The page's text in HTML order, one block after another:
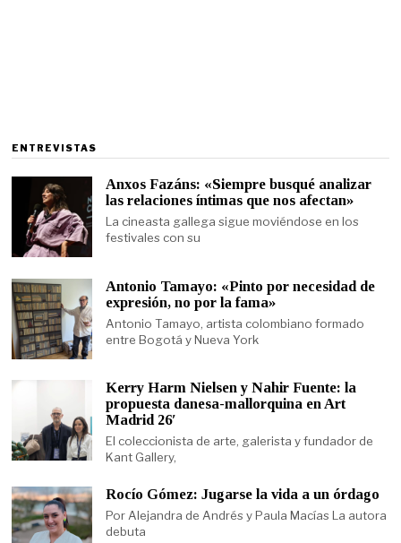
ENTREVISTAS
Anxos Fazáns: «Siempre busqué analizar
las relaciones íntimas que nos afectan»
La cineasta gallega sigue moviéndose en los
festivales con su
Antonio Tamayo: «Pinto por necesidad de
expresión, no por la fama»
Antonio Tamayo, artista colombiano formado
entre Bogotá y Nueva York
Kerry Harm Nielsen y Nahir Fuente: la
propuesta danesa-mallorquina en Art
Madrid 26′
El coleccionista de arte, galerista y fundador de
Kant Gallery,
Rocío Gómez: Jugarse la vida a un órdago
Por Alejandra de Andrés y Paula Macías La autora
debuta